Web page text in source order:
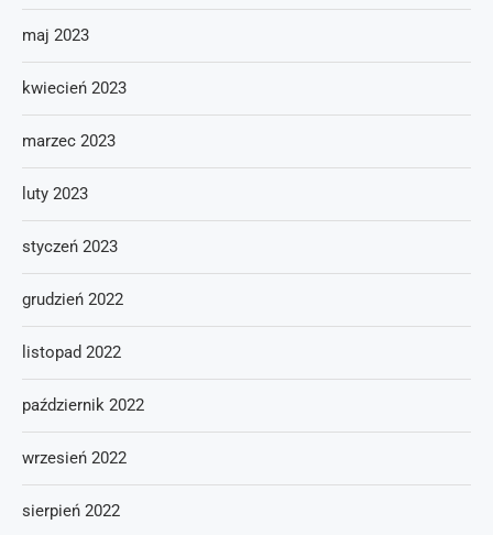
maj 2023
kwiecień 2023
marzec 2023
luty 2023
styczeń 2023
grudzień 2022
listopad 2022
październik 2022
wrzesień 2022
sierpień 2022